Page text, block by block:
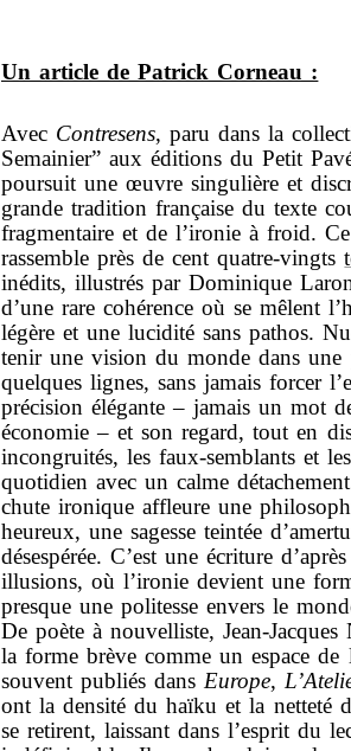
Un article de Patrick Corneau :
Avec Contresens, paru dans la
Semainier” aux éditions du Petit
poursuit une œuvre singulière et
grande tradition française du texte
fragmentaire et de l’ironie à froid.
rassemble près de cent quatre-vingts
inédits, illustrés par Dominique
d’une rare cohérence où se mêlent
légère et une lucidité sans pathos.
tenir une vision du monde dans une
quelques lignes, sans jamais forcer
précision élégante – jamais un mot
économie – et son regard, tout en
incongruités, les faux-semblants et
quotidien avec un calme
chute ironique affleure une
heureux, une sagesse teintée
désespérée. C’est une écriture
illusions, où l’ironie devient une
presque une politesse envers le
De poète à nouvelliste, Jean-Jacques
la forme brève comme un espace de
souvent publiés dans Europe,
ont la densité du haïku et la netteté
se retirent, laissant dans l’esprit du